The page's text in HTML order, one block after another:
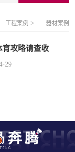
工程案例 > 器材案例
育攻略请查收
29